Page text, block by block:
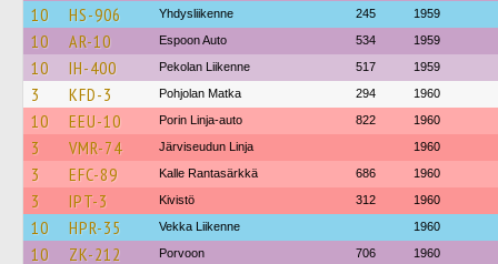
10 HS-906 Yhdysliikenne 245 1959
10 AR-10 Espoon Auto 534 1959
10 IH-400 Pekolan Liikenne 517 1959
3 KFD-3 Pohjolan Matka 294 1960
10 EEU-10 Porin Linja-auto 822 1960
3 VMR-74 Järviseudun Linja 1960
3 EFC-89 Kalle Rantasärkkä 686 1960
3 IPT-3 Kivistö 312 1960
10 HPR-35 Vekka Liikenne 1960
10 ZK-212 Porvoon 706 1960